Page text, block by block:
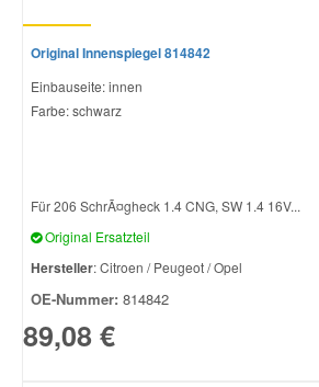
Original Innenspiegel 814842
Einbauseite: innen
Farbe: schwarz
Für 206 SchrÃ¤gheck 1.4 CNG, SW 1.4 16V...
Original Ersatzteil
Hersteller: Citroen / Peugeot / Opel
OE-Nummer: 814842
89,08 €